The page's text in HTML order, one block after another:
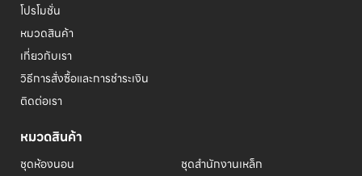
โปรโมชั่น
หมวดสินค้า
เกี่ยวกับเรา
วิธีการสั่งซื้อและการชำระเงิน
ติดต่อเรา
หมวดสินค้า
ชุดห้องนอน
ชุดสำนักงานเหล็ก